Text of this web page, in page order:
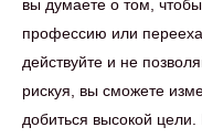
вы думаете о том,
профессию или
действуйте и не
рискуя, вы сможете
добиться высокой